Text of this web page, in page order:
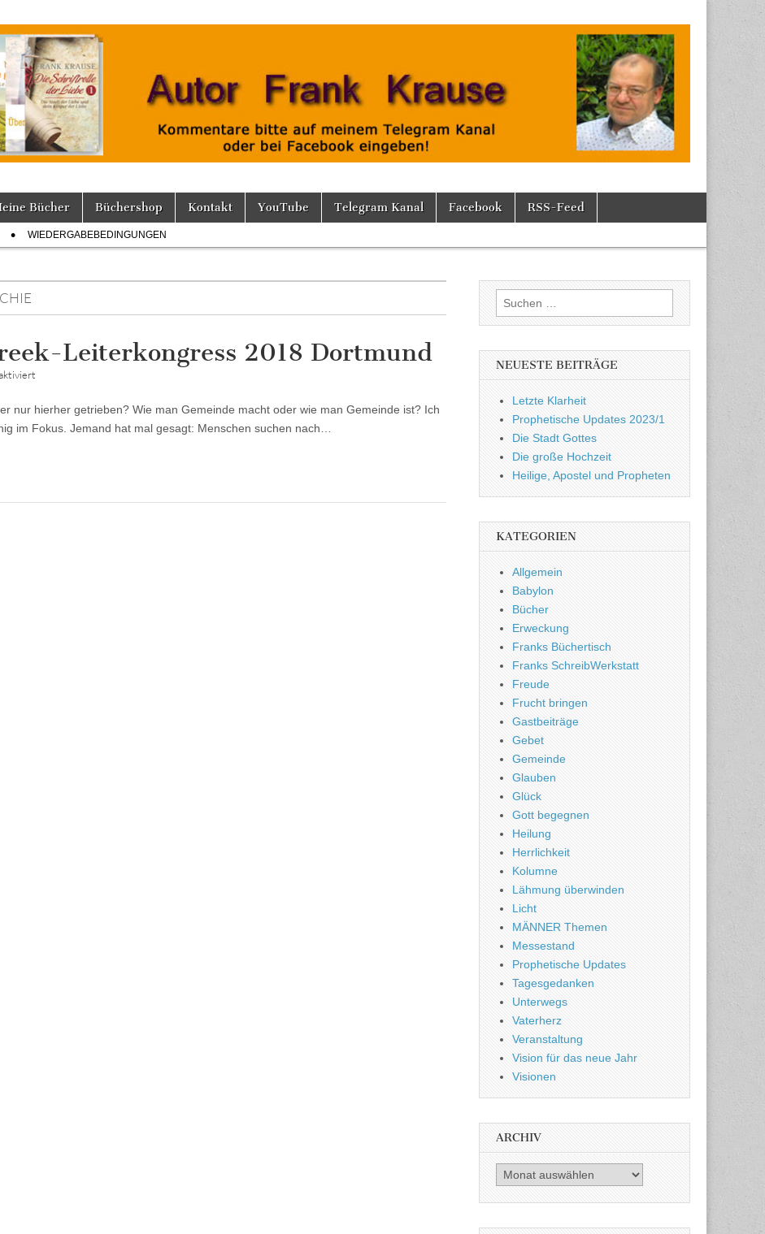
Bücher Büchershop Kontakt YouTube Telegram Kanal Facebook RSS-Feed
WIEDERGABEBEDINGUNGEN
Leiterkongress 2018 Dortmund
Willow-
Creek-
nur hierher getrieben? Wie man Gemeinde macht oder wie man Gemeinde ist? Ich
im Fokus. Jemand hat mal gesagt: Menschen suchen nach…
Suchen
nach:
NEUESTE BEITRÄGE
Letzte Klarheit
Prophetische Updates 2023/1
Die Stadt Gottes
Die große Hochzeit
Heilige, Apostel und Propheten
KATEGORIEN
Allgemein
Babylon
Bücher
Erweckung
Franks Büchertisch
Franks SchreibWerkstatt
Freude
Frucht bringen
Gastbeiträge
Gebet
Gemeinde
Glauben
Glück
Gott begegnen
Heilung
Herrlichkeit
Kolumne
Lähmung überwinden
Licht
MÄNNER Themen
Messestand
Prophetische Updates
Tagesgedanken
Unterwegs
Vaterherz
Veranstaltung
Vision für das neue Jahr
Visionen
ARCHIV
Archiv